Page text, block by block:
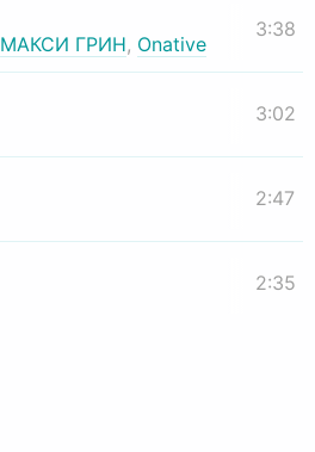
МАКСИ ГРИН, Onative
3:38
3:02
2:47
2:35